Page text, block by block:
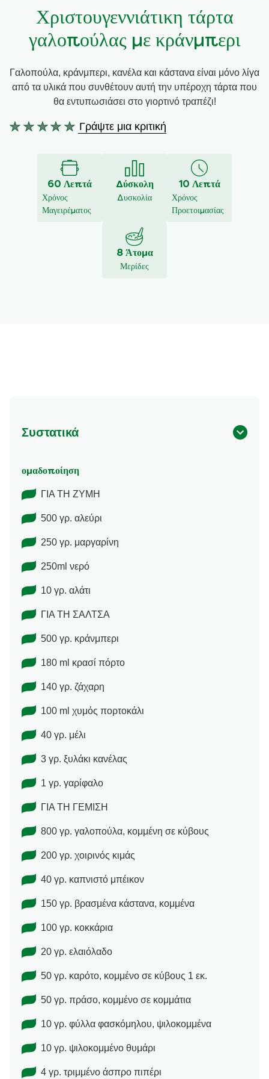
Συνταγές από την Μαργαρίτα Νικολαΐδη
Χριστουγεννιάτικη τάρτα
γαλοπούλας με κράνμπερι
Γαλοπούλα, κράνμπερι, κανέλα και κάστανα είναι μόνο λίγα
από τα υλικά που συνθέτουν αυτή την υπέροχη τάρτα που
θα εντυπωσιάσει στο γιορτινό τραπέζι!
Δεν
αξιολογήσεις
Γράψτε μια κριτική
60 Λεπτά
Χρόνος
Μαγειρέματος
Δύσκολη
Δυσκολία
10 Λεπτά
Χρόνος
Προετοιμασίας
8 Άτομα
Μερίδες
Συστατικά
ομαδοποίηση
ΓΙΑ ΤΗ ΖΥΜΗ
500 γρ. αλεύρι
250 γρ. μαργαρίνη
250ml νερό
10 γρ. αλάτι
ΓΙΑ ΤΗ ΣΑΛΤΣΑ
500 γρ. κράνμπερι
180 ml κρασί πόρτο
140 γρ. ζάχαρη
100 ml χυμός πορτοκάλι
40 γρ. μέλι
3 γρ. ξυλάκι κανέλας
1 γρ. γαρίφαλο
ΓΙΑ ΤΗ ΓΕΜΙΣΗ
800 γρ. γαλοπούλα, κομμένη σε κύβους
200 γρ. χοιρινός κιμάς
40 γρ. καπνιστό μπέικον
150 γρ. βρασμένα κάστανα, κομμένα
100 γρ. κοκκάρια
20 γρ. ελαιόλαδο
50 γρ. καρότο, κομμένο σε κύβους 1 εκ.
50 γρ. πράσο, κομμένο σε κομμάτια
10 γρ. φύλλα φασκόμηλου, ψιλοκομμένα
10 γρ. ψιλοκομμένο θυμάρι
4 γρ. τριμμένο άσπρο πιπέρι